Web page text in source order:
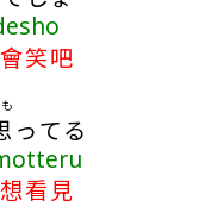
笑吧
ってる
看見